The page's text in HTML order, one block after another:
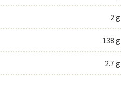
2 g
138 g
2.7 g